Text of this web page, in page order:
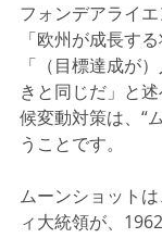
フォンデアライエ
「欧州が成長す
「（目標達成が
きと同じだ」と
候変動対策は、“
うことです。
ムーンショット
ィ大統領が、